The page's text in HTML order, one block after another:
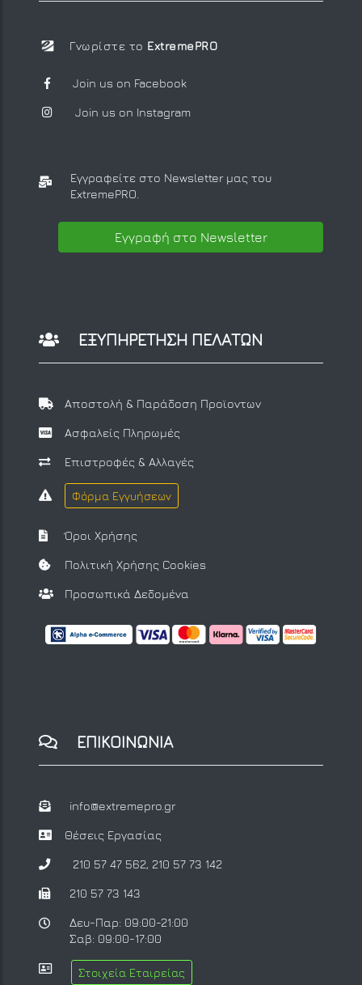
Γνωρίστε το ExtremePRO
Join us on Facebook
Join us on Instagram
Εγγραφείτε στο Newsletter μας του
ExtremePRO.
Εγγραφή στο Newsletter
ΕΞΥΠΗΡΕΤΗΣΗ ΠΕΛΑΤΩΝ
Αποστολή & Παράδοση Προϊοντων
Ασφαλείς Πληρωμές
Επιστροφές & Αλλαγές
Φόρμα Εγγυήσεων
Όροι Χρήσης
Πολιτική Χρήσης Cookies
Προσωπικά Δεδομένα
ΕΠΙΚΟΙΝΩΝΙΑ
info@extremepro.gr
Θέσεις Εργασίας
210 57 47 562, 210 57 73 142
210 57 73 143
Δευ-Παρ: 09:00-21:00
Σαβ: 09:00-17:00
Στοιχεία Εταιρείας